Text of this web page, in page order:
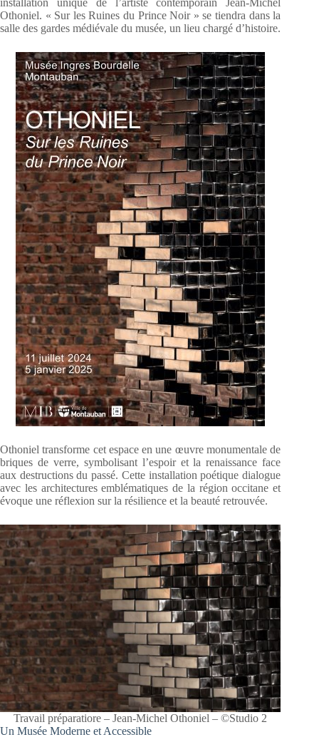
Othoniel. « Sur les Ruines du Prince Noir » se tiendra dans la
salle des gardes médiévale du musée, un lieu chargé d’histoire.
Othoniel transforme cet espace en une œuvre monumentale de
briques de verre, symbolisant l’espoir et la renaissance face
aux destructions du passé. Cette installation poétique dialogue
avec les architectures emblématiques de la région occitane et
évoque une réflexion sur la résilience et la beauté retrouvée.
Travail préparatiore – Jean-Michel Othoniel – ©Studio 2
Un Musée Moderne et Accessible